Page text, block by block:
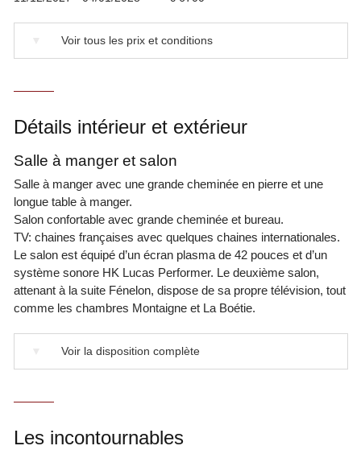
Voir tous les prix et conditions
Détails intérieur et extérieur
Salle à manger et salon
Salle à manger avec une grande cheminée en pierre et une
longue table à manger.
Salon confortable avec grande cheminée et bureau.
TV: chaines françaises avec quelques chaines internationales.
Le salon est équipé d’un écran plasma de 42 pouces et d’un
système sonore HK Lucas Performer. Le deuxième salon,
attenant à la suite Fénelon, dispose de sa propre télévision, tout
comme les chambres Montaigne et La Boétie.
Voir la disposition complète
Les incontournables